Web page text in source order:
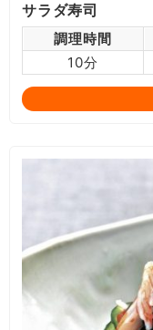
サラダ寿司
調理時間
10分